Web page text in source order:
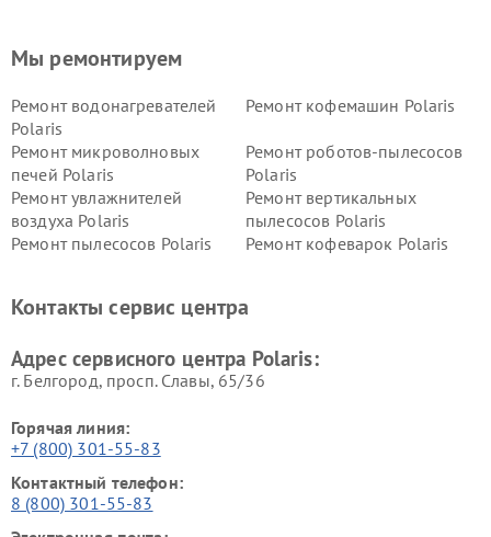
Мы ремонтируем
Ремонт водонагревателей
Polaris
Ремонт кофемашин Polaris
Ремонт микроволновых
печей Polaris
Ремонт роботов-пылесосов
Polaris
Ремонт увлажнителей
воздуха Polaris
Ремонт вертикальных
пылесосов Polaris
Ремонт пылесосов Polaris
Ремонт кофеварок Polaris
Контакты сервис центра
Адрес сервисного центра Polaris:
г. Белгород, просп. Славы, 65/36
Горячая линия:
+7 (800) 301-55-83
Контактный телефон:
8 (800) 301-55-83